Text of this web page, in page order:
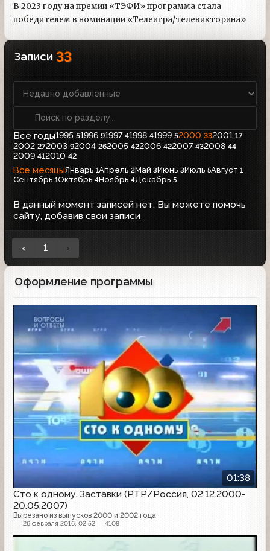
В 2023 году на премии «ТЭФИ» программа стала
победителем в номинации «Телеигра/телевикторина»
Записи 33
Все годы1995 51996 91997 41998 41999 52000 332001 17
2002 272003 92004 262005 422006 422007 432008 44
2009 412010 42
Все месяцыЯнварь 1Апрель 2Май 3Июнь 3Июль 5Август 1
Сентябрь 1Октябрь 4Ноябрь 4Декабрь 5
В данный момент записей нет. Вы можете помочь
сайту, добавив свои записи
‹ 1 ›
Оформление программы
01:38
Сто к одному. Заставки (РТР/Россия, 02.12.2000-
20.05.2007)
Вырезано из выпусков 2000 и 2002 года
26 февраля 2016, 02:52 4108